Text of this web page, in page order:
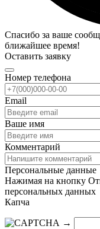
Спасибо за ваше
ближайшее время!
Оставить заявку
Номер телефона
Email
Ваше имя
Комментарий
Персональные данные
Нажимая на кнопку
персональных данных
Капча
→